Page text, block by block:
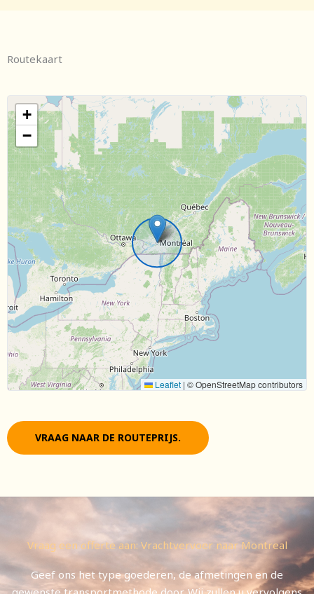
Routekaart
+
−
Leaflet | © OpenStreetMap contributors
VRAAG NAAR DE ROUTEPRIJS.
Vraag een offerte aan: Vrachtvervoer naar Montreal
Geef ons het type goederen, de afmetingen en de